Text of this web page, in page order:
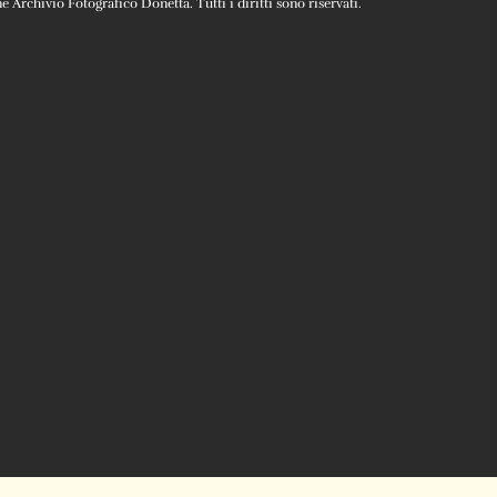
Archivio Fotografico Donetta. Tutti i diritti sono riservati.